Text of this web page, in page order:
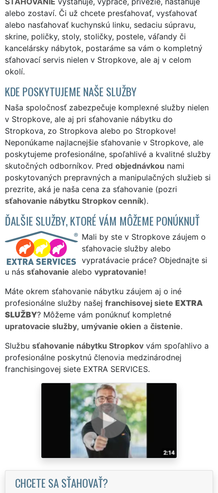
alebo zostaví. Či už chcete presťahovať, vysťahovať
alebo nasťahovať kuchynskú linku, sedaciu súpravu,
skrine, poličky, stoly, stoličky, postele, váľandy či
kancelársky nábytok, postaráme sa vám o kompletný
sťahovací servis nielen v Stropkove, ale aj v celom
okolí.
KDE POSKYTUJEME NAŠE SLUŽBY
Naša spoločnosť zabezpečuje komplexné služby nielen
v Stropkove, ale aj pri sťahovanie nábytku do
Stropkova, zo Stropkova alebo po Stropkove!
Neponúkame najlacnejšie sťahovanie v Stropkove, ale
poskytujeme profesionálne, spoľahlivé a kvalitné služby
skutočných odborníkov. Pred objednávkou nami
poskytovaných prepravných a manipulačných služieb si
prezrite, aká je naša cena za sťahovanie (pozri
sťahovanie nábytku Stropkov cenník).
ĎALŠIE SLUŽBY, KTORÉ VÁM MÔŽEME PONÚKNUŤ
Mali by ste v Stropkove záujem o
sťahovacie služby alebo
vypratávacie práce? Objednajte si
u nás sťahovanie alebo vypratovanie!
Máte okrem sťahovanie nábytku záujem aj o iné
profesionálne služby našej franchisovej siete EXTRA
SLUŽBY? Môžeme vám ponúknuť kompletné
upratovacie služby, umývanie okien a čistenie.
Službu sťahovanie nábytku Stropkov vám spoľahlivo a
profesionálne poskytnú členovia medzinárodnej
franchisingovej siete EXTRA SERVICES.
CHCETE SA SŤAHOVAŤ?